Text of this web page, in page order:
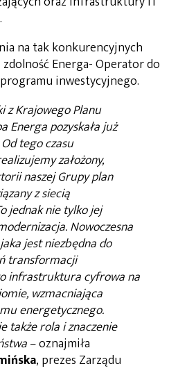
na tak konkurencyjnych
Energa- Operator do
inwestycyjnego.
z Krajowego Planu
Energa pozyskała już
tego czasu
założony,
naszej Grupy plan
z siecią
jednak nie tylko jej
Nowoczesna
jest niezbędna do
transformacji
infrastruktura cyfrowa na
wzmacniająca
energetycznego.
także rola i znaczenie
– oznajmiła
, prezes Zarządu